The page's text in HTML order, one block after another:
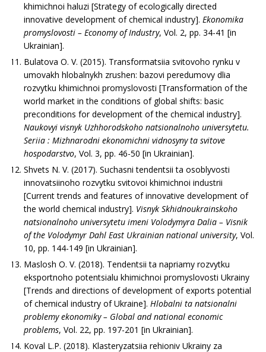
khimichnoi haluzi [Strategy of ecologically directed
innovative development of chemical industry]. Ekonomika
promyslovosti – Economy of Industry, Vol. 2, pp. 34-41 [in
Ukrainian].
Bulatova O. V. (2015). Transformatsiia svitovoho rynku v
umovakh hlobalnykh zrushen: bazovi peredumovy dlia
rozvytku khimichnoi promyslovosti [Transformation of the
world market in the conditions of global shifts: basic
preconditions for development of the chemical industry].
Naukovyi visnyk Uzhhorodskoho natsionalnoho universytetu.
Seriia : Mizhnarodni ekonomichni vidnosyny ta svitove
hospodarstvo, Vol. 3, pp. 46-50 [in Ukrainian].
Shvets N. V. (2017). Suchasni tendentsii ta osoblyvosti
innovatsiinoho rozvytku svitovoi khimichnoi industrii
[Current trends and features of innovative development of
the world chemical industry]. Visnyk Skhidnoukrainskoho
natsionalnoho universytetu imeni Volodymyra Dalia – Visnik
of the Volodymyr Dahl East Ukrainian national university, Vol.
10, pp. 144-149 [in Ukrainian].
Maslosh O. V. (2018). Tendentsii ta napriamy rozvytku
eksportnoho potentsialu khimichnoi promyslo­vosti Ukrainy
[Trends and directions of development of exports potential
of chemical industry of Ukraine]. Hlobalni ta natsionalni
problemy ekonomiky – Global and national economic
problems, Vol. 22, pp. 197-201 [in Ukrainian].
Koval L.P. (2018). Klasteryzatsiia rehioniv Ukra­iny za